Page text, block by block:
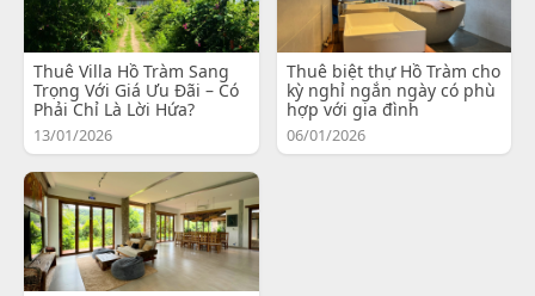
Thuê Villa Hồ Tràm Sang
Trọng Với Giá Ưu Đãi – Có
Phải Chỉ Là Lời Hứa?
13/01/2026
Thuê biệt thự Hồ Tràm cho
kỳ nghỉ ngắn ngày có phù
hợp với gia đình
06/01/2026